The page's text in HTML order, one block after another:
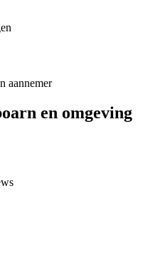
aannemer
en omgeving